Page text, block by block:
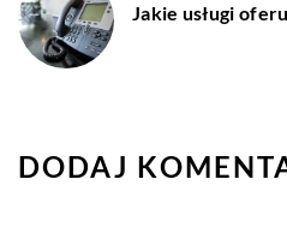
Jakie usługi
DODAJ